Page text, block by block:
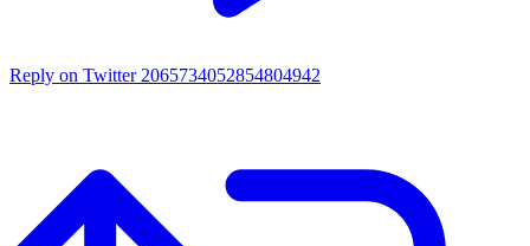
Reply on Twitter 2065734052854804942